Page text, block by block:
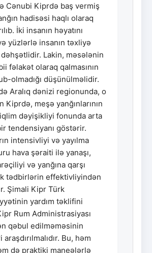
Cənubi Kiprdə baş vermiş
hadisəsi haqlı olaraq
İki insanın həyatını
yüzlərlə insanın təxliyə
Lakin, məsələnin
fəlakət olaraq qalmasının
olmadığı düşünülməlidir.
Aralıq dənizi regionunda, o
Kiprdə, meşə yanğınlarının
dəyişikliyi fonunda arta
tendensiyanı göstərir.
intensivliyi və yayılma
hava şəraiti ilə yanaşı,
və yanğına qarşı
tədbirlərin effektivliyindən
Şimali Kipr Türk
yardım təklifini
Rum Administrasiyası
qəbul edilməməsinin
Bu, həm
də praktiki maneələrlə